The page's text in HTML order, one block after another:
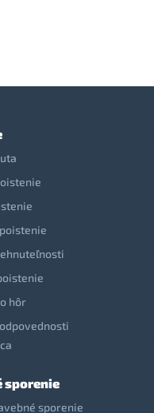
hôr
sporenie
sporenie